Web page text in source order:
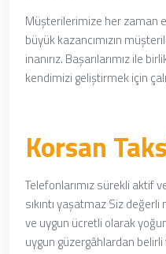
Müşterilerimize her zaman
büyük kazancımızın
inanırız. Başarılarımız ile
kendimizi geliştirmek için
Korsan
Telefonlarımız sürekli aktif
sıkıntı yaşatmaz Siz
ve uygun ücretli olarak
uygun güzergâhlardan belirli